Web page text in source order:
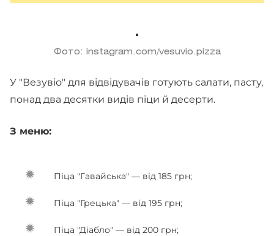
Фото: instagram.com/vesuvio.pizza
У "Везувіо" для відвідувачів готують салати, пасту,
понад два десятки видів піци й десерти.
З меню:
Піца "Гавайська" — від 185 грн;
Піца "Грецька" — від 195 грн;
Піца "Діабло" — від 200 грн;